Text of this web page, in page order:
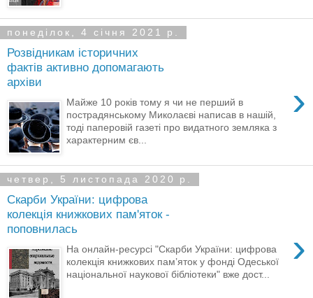
понеділок, 4 січня 2021 р.
Розвідникам історичних
фактів активно допомагають
архіви
›
Майже 10 років тому я чи не перший в
пострадянському Миколаєві написав в нашій,
тоді паперовій газеті про видатного земляка з
характерним єв...
четвер, 5 листопада 2020 р.
Скарби України: цифрова
колекція книжкових пам'яток -
поповнилась
›
На онлайн-ресурсі "Скарби України: цифрова
колекція книжкових пам’яток у фонді Одеської
національної наукової бібліотеки" вже дост...